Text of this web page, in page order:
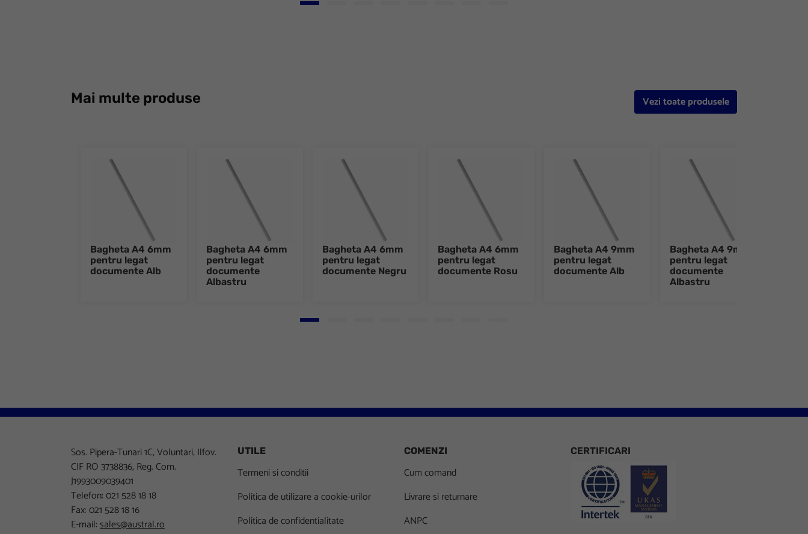
Go to slide 1
Mai multe produse Vezi toate produsele
Bagheta A4 6mm
pentru legat
documente Alb
Bagheta A4 6mm
pentru legat
documente
Albastru
Bagheta A4 6mm
pentru legat
documente Negru
Bagheta A4 6mm
pentru legat
documente Rosu
Bagheta A4 9mm
pentru legat
documente Alb
Bagheta A4 9mm
pentru legat
documente
Albastru
Go to slide 1
Sos. Pipera-Tunari 1C, Voluntari, Ilfov.
CIF RO 3738836, Reg. Com.
J1993009039401
Telefon: 021 528 18 18
Fax: 021 528 18 16
E-mail:sales@austral.ro
UTILE
Termeni si conditii
Politica de utilizare a cookie-urilor
Politica de confidentialitate
COMENZI
Cum comand
Livrare si returnare
ANPC
CERTIFICARI